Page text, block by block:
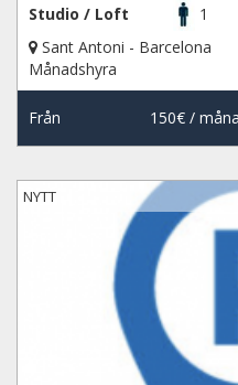
Studio / Loft 1
Sant Antoni - Barcelona
Månadshyra
Från 150€/
NYTT